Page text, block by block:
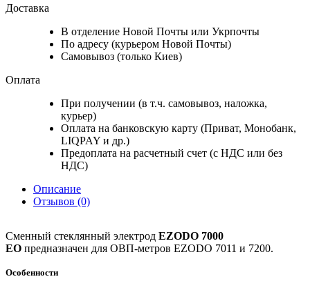
Доставка
В отделение Новой Почты или Укрпочты
По адресу (курьером Новой Почты)
Самовывоз (только Киев)
Оплата
При получении (в т.ч. самовывоз, наложка,
курьер)
Оплата на банковскую карту (Приват, Монобанк,
LIQPAY и др.)
Предоплата на расчетный счет (с НДС или без
НДС)
Описание
Отзывов (0)
Сменный стеклянный электрод EZODO 7000
EO предназначен для ОВП-метров EZODO 7011 и 7200.
Особенности